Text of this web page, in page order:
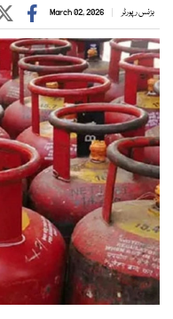
بزنس رپورٹر March 02, 2026